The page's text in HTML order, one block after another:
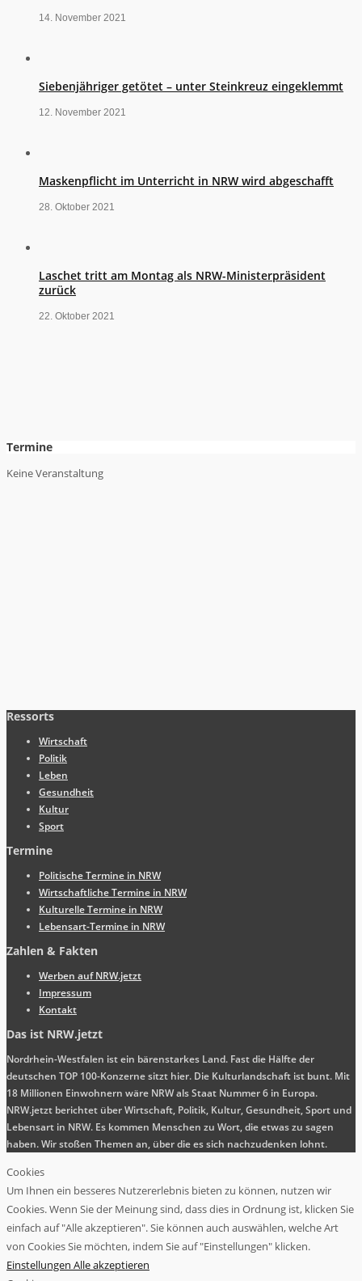
14. November 2021
Siebenjähriger getötet – unter Steinkreuz eingeklemmt
12. November 2021
Maskenpflicht im Unterricht in NRW wird abgeschafft
28. Oktober 2021
Laschet tritt am Montag als NRW-Ministerpräsident
zurück
22. Oktober 2021
Termine
Keine Veranstaltung
Ressorts
Wirtschaft
Politik
Leben
Gesundheit
Kultur
Sport
Termine
Politische Termine in NRW
Wirtschaftliche Termine in NRW
Kulturelle Termine in NRW
Lebensart-Termine in NRW
Zahlen & Fakten
Werben auf NRW.jetzt
Impressum
Kontakt
Das ist NRW.jetzt
Nordrhein-Westfalen ist ein bärenstarkes Land. Fast die Hälfte der
deutschen TOP 100-Konzerne sitzt hier. Die Kulturlandschaft ist bunt. Mit
18 Millionen Einwohnern wäre NRW als Staat Nummer 6 in Europa.
NRW.jetzt berichtet über Wirtschaft, Politik, Kultur, Gesundheit, Sport und
Lebensart in NRW. Es kommen Menschen zu Wort, die etwas zu sagen
haben. Wir stoßen Themen an, über die es sich nachzudenken lohnt.
Cookies
Um Ihnen ein besseres Nutzererlebnis bieten zu können, nutzen wir
Cookies. Wenn Sie der Meinung sind, dass dies in Ordnung ist, klicken Sie
einfach auf "Alle akzeptieren". Sie können auch auswählen, welche Art
von Cookies Sie möchten, indem Sie auf "Einstellungen" klicken.
Einstellungen Alle akzeptieren